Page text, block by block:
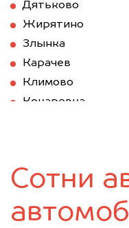
Дятьково
Жирятино
Злынка
Карачев
Климово
Кокаревка
Почеп
Стародуб
Сотни